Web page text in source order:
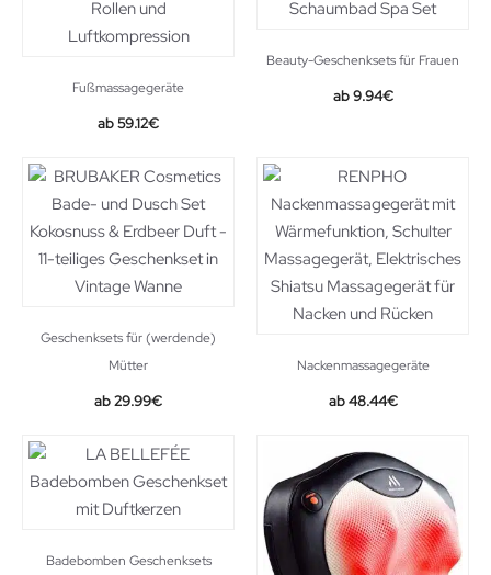
Fußmassagegeräte
59.12€
Beauty-Geschenksets für Frauen
Original
9.94€Current
Geschenksets für (werdende)
Mütter
29.99€
Nackenmassagegeräte
Original
89.00€.
48.44€Current
48.44€.
Badebomben Geschenksets